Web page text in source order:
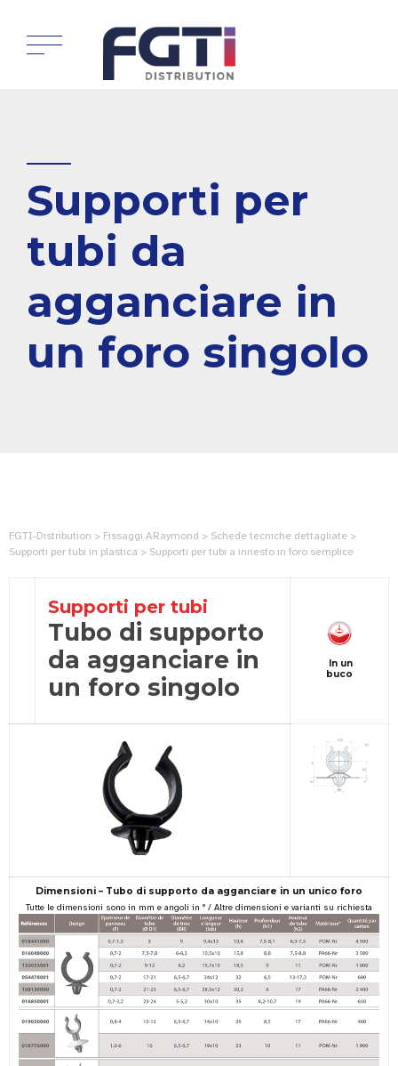
Supporti per
tubi da
agganciare in
un foro singolo
FGTI-Distribution > Fissaggi ARaymond > Schede tecniche dettagliate >
Supporti per tubi in plastica > Supporti per tubi a innesto in foro semplice
Supporti per tubi
Tubo di supporto
da agganciare in
un foro singolo
In un
buco
Dimensioni – Tubo di supporto da agganciare in un unico foro
Tutte le dimensioni sono in mm e angoli in ° / Altre dimensioni e varianti su richiesta